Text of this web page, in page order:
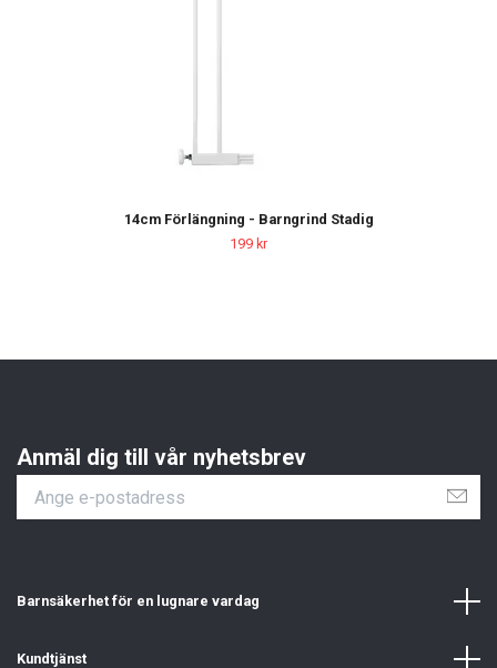
14cm Förlängning - Barngrind Stadig
199 kr
Anmäl dig till vår nyhetsbrev
Barnsäkerhet för en lugnare vardag
Kundtjänst